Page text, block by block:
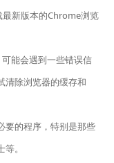
新版本的Chrome浏览
能会遇到一些错误信
清除浏览器的缓存和
要的程序，特别是那些
。